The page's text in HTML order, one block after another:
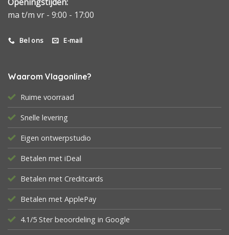
ma t/m vr - 9:00 - 17:00
Bel ons E-mail
Waarom Vlagonline?
Ruime voorraad
Snelle levering
Eigen ontwerpstudio
Betalen met iDeal
Betalen met Creditcards
Betalen met ApplePay
4.1/5 Ster beoordeling in Google